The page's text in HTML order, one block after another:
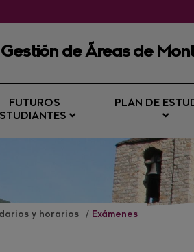
de Áreas de
FUTUROS
PLAN DE
y horarios Exámenes